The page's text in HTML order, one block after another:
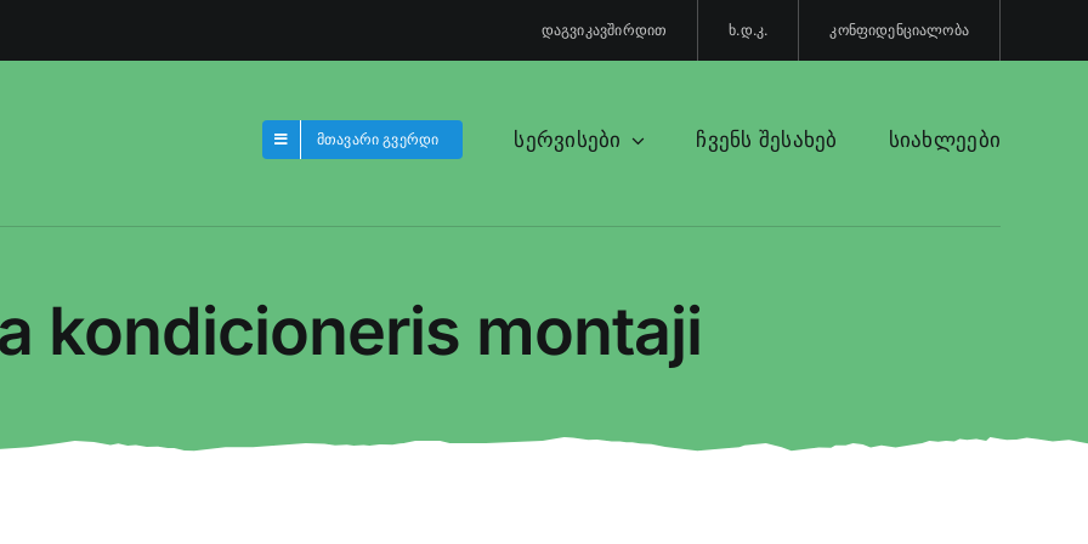
დაგვიკავშირდით ხ.დ.კ. კონფიდენციალობა
მთავარი გვერდი სერვისები ჩვენს შესახებ სიახლეები
kondicioneris montaji